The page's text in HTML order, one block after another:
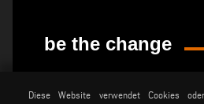
be the change
privacy policy
Diese Website verwendet Cookies